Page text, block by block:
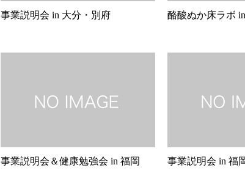
事業説明会 in 大分・別府 酪酸ぬか床ラボ
事業説明会＆健康勉強会 in 福岡 事業説明会 in 福